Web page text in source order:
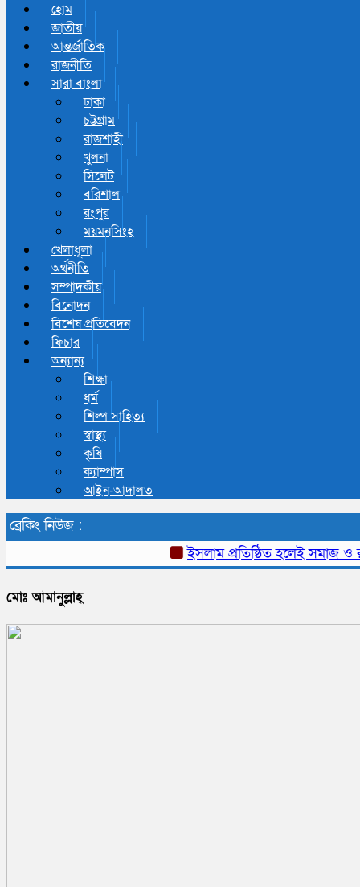
হোম
জাতীয়
আন্তর্জাতিক
রাজনীতি
সারা বাংলা
ঢাকা
চট্টগ্রাম
রাজশাহী
খুলনা
সিলেট
বরিশাল
রংপুর
ময়মনসিংহ
খেলাধূলা
অর্থনীতি
সম্পাদকীয়
বিনোদন
বিশেষ প্রতিবেদন
ফিচার
অন্যান্য
শিক্ষা
ধর্ম
শিল্প সাহিত্য
স্বাস্থ্য
কৃষি
ক্যাম্পাস
আইন-আদালত
ব্রেকিং নিউজ :
ইসলাম প্রতিষ্ঠিত হলেই সমাজ ও
মোঃ আমানুল্লাহ্